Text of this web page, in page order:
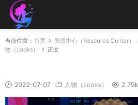
当前位置： 首页 资源中心（Resource Center）
物（Looks）
正文
2022-07-07 人物（Looks） 2.79k